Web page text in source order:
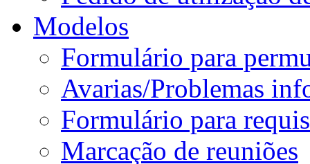
Modelos
Formulário para
Avarias/Problemas
Formulário para
Marcação de reuniões